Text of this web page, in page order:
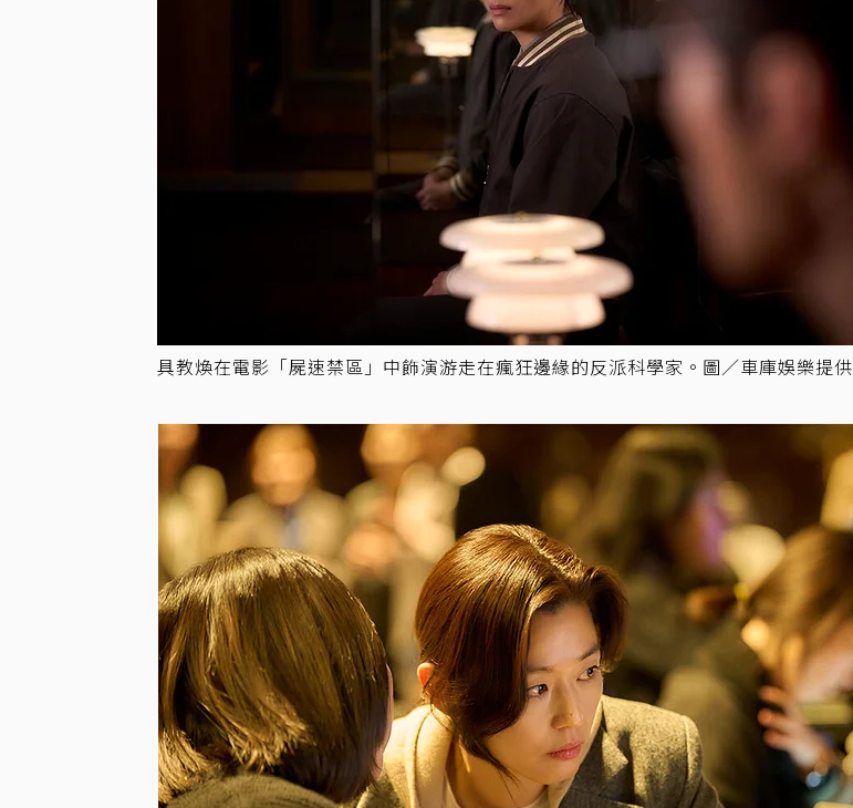
具教煥在電影「屍速禁區」中飾演游走在瘋狂邊緣的反派科學家。圖／車庫娛樂提供